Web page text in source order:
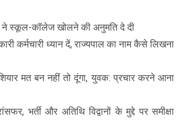
ने स्कूल-कॉलेज खोलने की अनुमति दे दी
कर्मचारी ध्यान दें, राज्यपाल का नाम कैसे लिखना
मत बन नहीं तो दूंगा, युवक: प्रचार करने आना
भर्ती और अतिथि विद्वानों के मुद्दे पर समीक्षा